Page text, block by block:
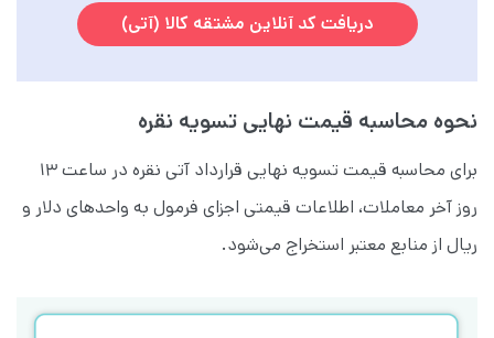
دریافت کد آنلاین مشتقه کالا (آتی)
نحوه محاسبه قیمت نهایی تسویه نقره
برای محاسبه قیمت تسویه نهایی قرارداد آتی نقره در ساعت ۱۳
روز آخر معاملات، اطلاعات قیمتی اجزای فرمول به واحدهای دلار و
ریال از منابع معتبر استخراج می‌شود.